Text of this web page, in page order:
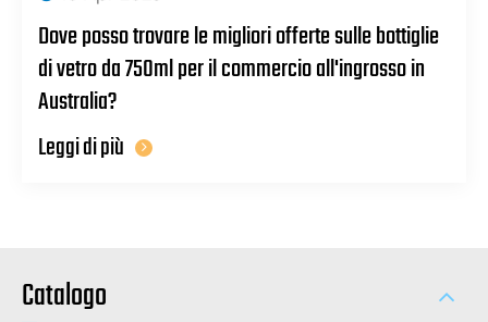
Dove posso trovare le migliori offerte sulle bottiglie
di vetro da 750ml per il commercio all'ingrosso in
Australia?
Leggi di più
Catalogo